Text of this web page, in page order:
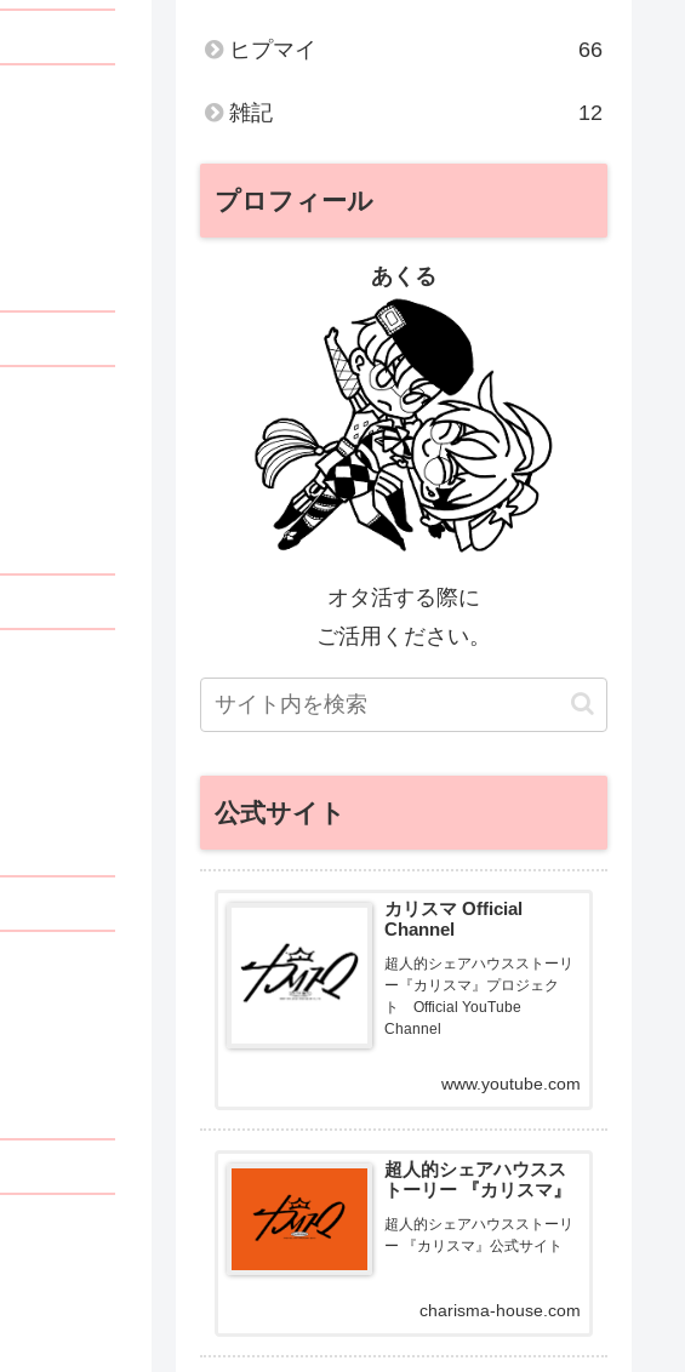
ヒプマイ 66
雑記 12
プロフィール
あくる
オタ活する際に
ご活用ください。
公式サイト
カリスマ Official
Channel
超人的シェアハウスストーリ
ー『カリスマ』プロジェク
ト Official YouTube
Channel
www.youtube.com
超人的シェアハウスス
トーリー 『カリスマ』
超人的シェアハウスストーリ
ー 『カリスマ』公式サイト
charisma-house.com